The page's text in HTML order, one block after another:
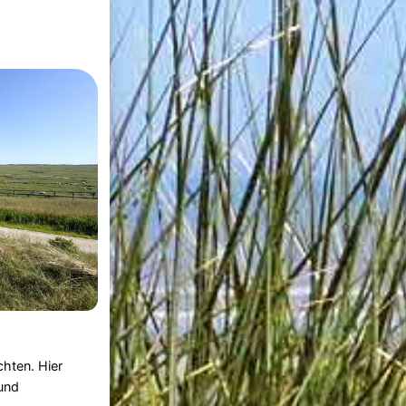
Hier